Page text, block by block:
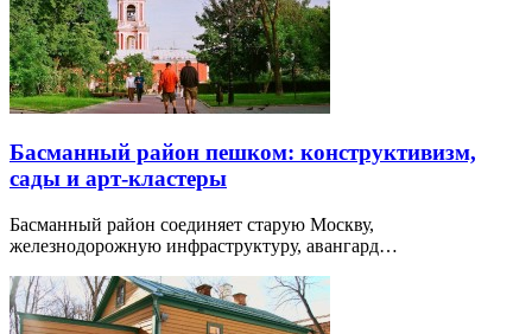
Басманный район пешком: конструктивизм,
сады и арт-кластеры
Басманный район соединяет старую Москву,
железнодорожную инфраструктуру, авангард…